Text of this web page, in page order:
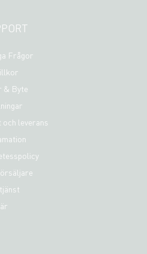
Frågor
& Byte
och leverans